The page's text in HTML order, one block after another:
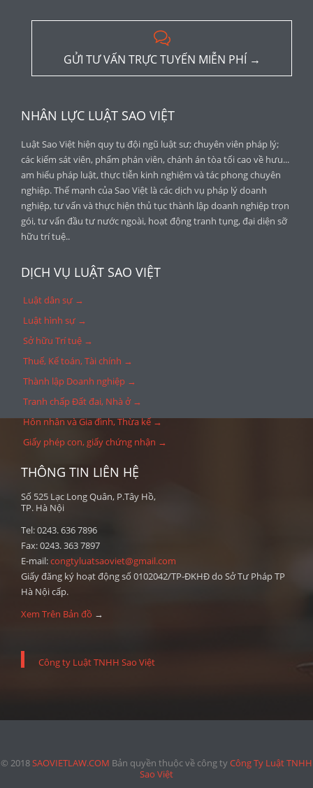

GỬI TƯ VẤN TRỰC TUYẾN MIỄN PHÍ →
NHÂN LỰC LUẬT SAO VIỆT
Luật Sao Việt hiện quy tụ đội ngũ luật sư; chuyên viên pháp lý;
các kiểm sát viên, phẩm phán viên, chánh án tòa tối cao về hưu...
am hiểu pháp luật, thực tiễn kinh nghiệm và tác phong chuyên
nghiệp. Thế mạnh của Sao Việt là các dịch vụ pháp lý doanh
nghiệp, tư vấn và thực hiện thủ tục thành lập doanh nghiệp trọn
gói, tư vấn đầu tư nước ngoài, hoạt động tranh tụng, đại diện sỡ
hữu trí tuệ..
DỊCH VỤ LUẬT SAO VIỆT
Luật dân sự →
Luật hình sự →
Sở hữu Trí tuệ →
Thuế, Kế toán, Tài chính →
Thành lập Doanh nghiệp →
Tranh chấp Đất đai, Nhà ở →
Hôn nhân và Gia đình, Thừa kế →
Giấy phép con, giấy chứng nhận →
THÔNG TIN LIÊN HỆ
Số 525 Lạc Long Quân, P.Tây Hồ,
TP. Hà Nội
Tel: 0243. 636 7896
Fax: 0243. 363 7897
E-mail:congtyluatsaoviet@gmail.com
Giấy đăng ký hoạt động số 0102042/TP-ĐKHĐ do Sở Tư Pháp TP
Hà Nội cấp.
Xem Trên Bản đồ →
Công ty Luật TNHH Sao Việt
© 2018SAOVIETLAW.COM Bản quyền thuộc về công tyCông Ty Luật TNHH
Sao Việt